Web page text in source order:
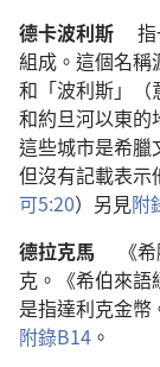
德卡波利斯
指
組成 。 這個名稱
和 「波利斯」（
和約旦河以東的
這些城市是希臘
但沒有記載表示
可5:20） 另 見附
德拉克馬
《
克 。《希伯來語
是指達利克金幣
附錄B14 。